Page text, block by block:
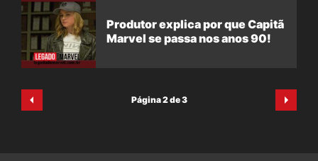
Produtor explica por que Capitã
Marvel se passa nos anos 90!
Página 2 de 3